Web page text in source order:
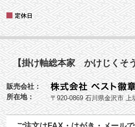
【掛け軸総本家 かけじくそ
販売会社：
所在地：
〒920-0869 石川県金沢市 上